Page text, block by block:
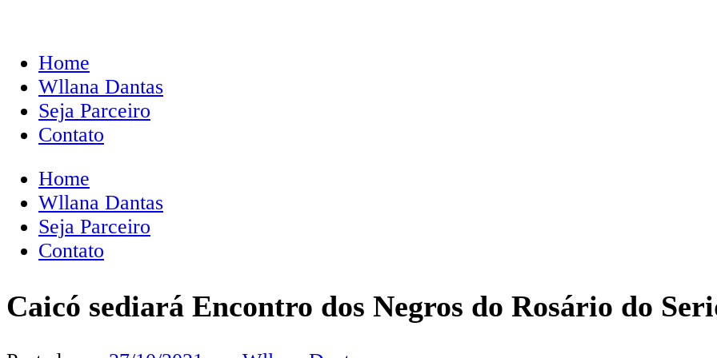
Home
Wllana Dantas
Seja Parceiro
Contato
Home
Wllana Dantas
Seja Parceiro
Contato
Caicó sediará Encontro dos Negros do Rosário do